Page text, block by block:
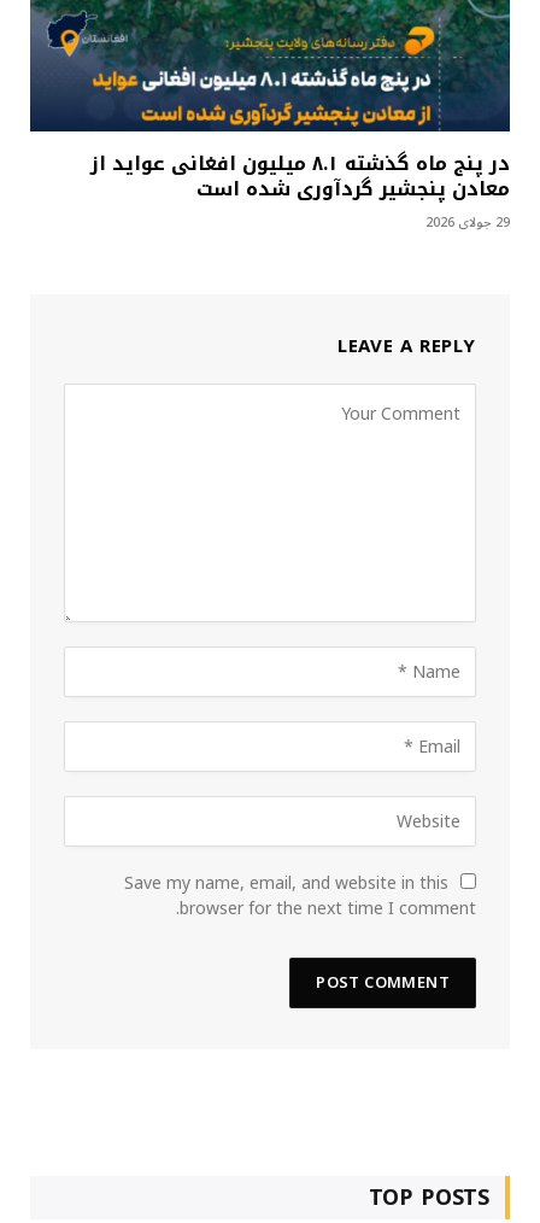
در پنج ماه گذشته ۸.۱ میلیون افغانی عواید از
معادن پنجشیر گردآوری شده است
29 جولای 2026
LEAVE A REPLY
Save my name, email, and website in this
browser for the next time I comment.
TOP POSTS